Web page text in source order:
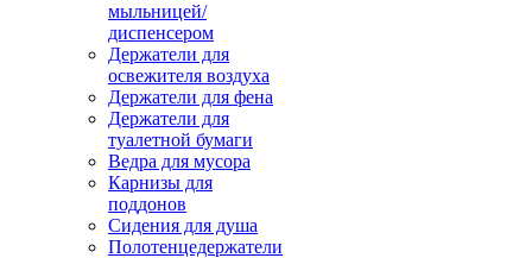
мыльницей/
диспенсером
Держатели для
освежителя воздуха
Держатели для фена
Держатели для
туалетной бумаги
Ведра для мусора
Карнизы для
поддонов
Сидения для душа
Полотенцедержатели